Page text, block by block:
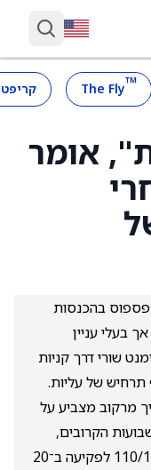
™
The Fly
אומר
פספוס בהכנסות
בעלי עניין
שורי דרך קניות
תרחיש של עליות.
מרקוב מצביע על
בעשרת השבועות הקרובים,
כאשר אסטרטגיית מרווח קולים שורי 110/115 לפקיעה ב־20